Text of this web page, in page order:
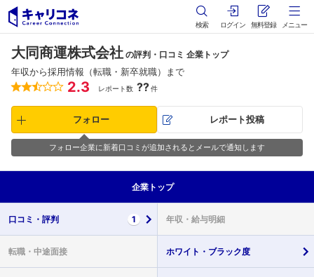
検索 ログイン 無料登録 メニュー
大同商運株式会社 の評判・口コミ 企業トップ
年収から採用情報（転職・新卒就職）まで
2.3 レポート数 ??件
フォロー レポート投稿
フォロー企業に新着口コミが追加されるとメールで通知します
企業 トップ
口コミ・ 評判 1 年収・ 給与明細
転職・ 中途面接 ホワイト・ ブラック度